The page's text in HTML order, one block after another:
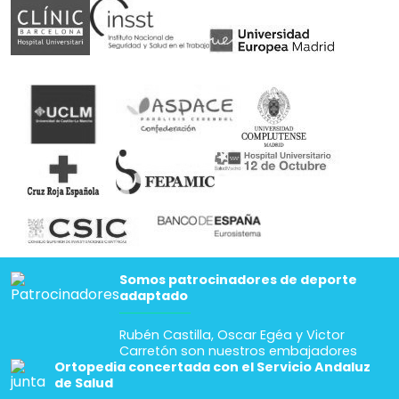
Somos patrocinadores de deporte
adaptado
Rubén Castilla, Oscar Egéa y Victor
Carretón son nuestros embajadores
Ortopedia concertada con el Servicio Andaluz
de Salud